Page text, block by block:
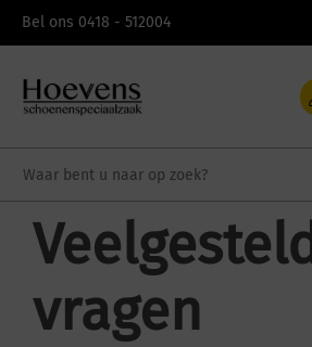
Bel ons 0418 - 512004
vragen